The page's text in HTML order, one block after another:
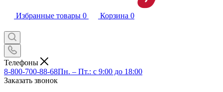
Избранные товары 0 Корзина 0
Телефоны
8-800-700-88-68Пн. – Пт.: с 9:00 до 18:00
Заказать звонок